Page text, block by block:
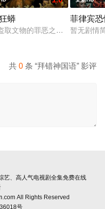
中长大，母亲又突然失踪后
蟒
取文物的罪恶之徒，在一次盗
菲律宾
暂无剧情
共0 条 “拜错神国语” 影评
艺、高人气电视剧全集免费在线
All Rights Reserved
号